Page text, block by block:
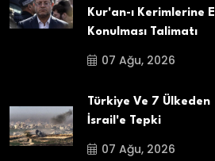
Kur'an-ı Kerimlerine El
Konulması Talimatı
07 Ağu, 2026
Türkiye Ve 7 Ülkeden
İsrail'e Tepki
07 Ağu, 2026